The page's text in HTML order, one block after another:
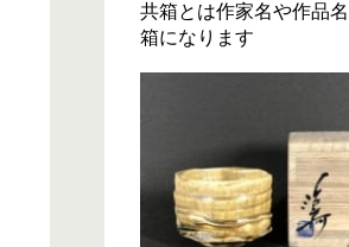
共箱とは作家名や作品
箱になります